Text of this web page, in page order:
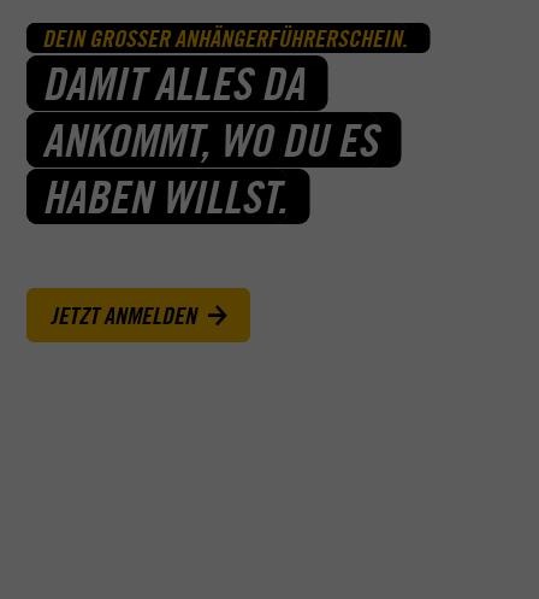
DEIN GROSSER ANHÄNGERFÜHRERSCHEIN.
DAMIT ALLES DA
ANKOMMT, WO DU ES
HABEN WILLST.
JETZT ANMELDEN